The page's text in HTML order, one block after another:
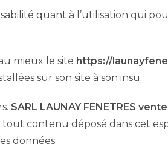
quant à l’utilisation qui
mieux le site https://
sur son site à son insu.
SARL LAUNAY FENETRES
contenu déposé dans cet
données.